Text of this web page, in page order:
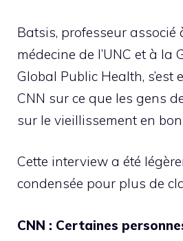
Batsis, professeur associé
médecine de l’UNC et à la
Global Public Health, s’est
CNN sur ce que les gens
sur le vieillissement en
Cette interview a été
condensée pour plus de
CNN : Certaines